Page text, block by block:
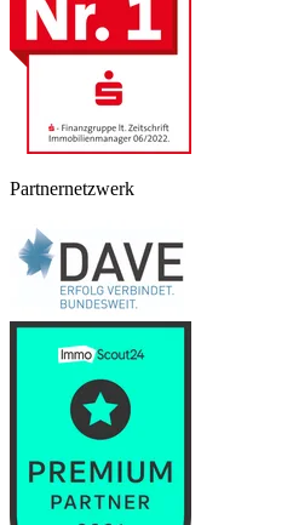
Partnernetzwerk